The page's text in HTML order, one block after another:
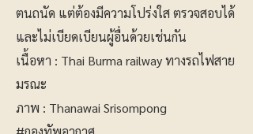
ตนถนัด แต่ต้องมีความโปร่งใส ตรวจสอบได้
และไม่เบียดเบียนผู้อื่นด้วยเช่นกัน
เนื้อหา : Thai Burma railway ทางรถไฟสาย
มรณะ
ภาพ : Thanawai Srisompong